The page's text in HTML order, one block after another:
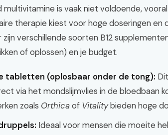
multivitamine is vaak niet voldoende,
therapie kiest voor hoge doseringen en
zijn verschillende soorten B12
of oplossen) en je budget.
tabletten (oplosbaar onder de tong):
via het mondslijmvlies in de bloedbaan
zoals Orthicaof Vitalitybieden hoge
Ideaal voor mensen die moeite